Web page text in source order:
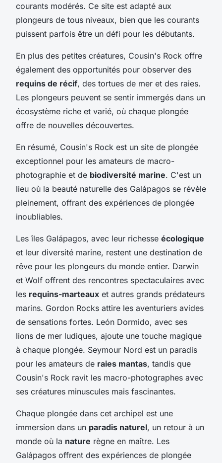
courants modérés. Ce site est adapté aux
plongeurs de tous niveaux, bien que les courants
puissent parfois être un défi pour les débutants.
En plus des petites créatures, Cousin's Rock offre
également des opportunités pour observer des
requins de récif, des tortues de mer et des raies.
Les plongeurs peuvent se sentir immergés dans un
écosystème riche et varié, où chaque plongée
offre de nouvelles découvertes.
En résumé, Cousin's Rock est un site de plongée
exceptionnel pour les amateurs de macro-
photographie et de biodiversité marine. C'est un
lieu où la beauté naturelle des Galápagos se révèle
pleinement, offrant des expériences de plongée
inoubliables.
Les îles Galápagos, avec leur richesse écologique
et leur diversité marine, restent une destination de
rêve pour les plongeurs du monde entier. Darwin
et Wolf offrent des rencontres spectaculaires avec
les requins-marteaux et autres grands prédateurs
marins. Gordon Rocks attire les aventuriers avides
de sensations fortes. León Dormido, avec ses
lions de mer ludiques, ajoute une touche magique
à chaque plongée. Seymour Nord est un paradis
pour les amateurs de raies mantas, tandis que
Cousin's Rock ravit les macro-photographes avec
ses créatures minuscules mais fascinantes.
Chaque plongée dans cet archipel est une
immersion dans un paradis naturel, un retour à un
monde où la nature règne en maître. Les
Galápagos offrent des expériences de plongée